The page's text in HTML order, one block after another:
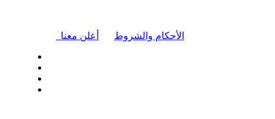
أعلن معنا الأحكام والشروط